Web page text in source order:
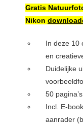
Gratis
Nikon
In deze 10
en
Duidelijke
50
Incl. E-
aanrader